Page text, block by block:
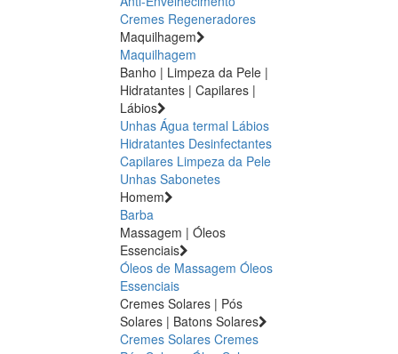
Cremes Regeneradores
Maquilhagem
Maquilhagem
Banho | Limpeza da Pele |
Hidratantes | Capilares |
Lábios
Unhas Água termal Lábios
Hidratantes Desinfectantes
Capilares Limpeza da Pele
Unhas Sabonetes
Homem
Barba
Massagem | Óleos
Essenciais
Óleos de Massagem Óleos
Essenciais
Cremes Solares | Pós
Solares | Batons Solares
Cremes Solares Cremes